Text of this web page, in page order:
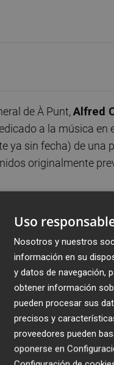
de À Punt,Alfred
a la música
ya sin fecha) de
originalmente
ante
a revalidar por
de radio estará
proyectan una
de eventos
subcanal de
saldrá
Compromís ha
Uso
Nosotros y nuestros
información en su
y datos de navegación,
obtener información
pueden procesar sus
precisos y
proveedores pueden
oponerse en